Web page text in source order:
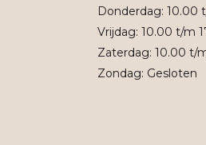
Donderdag: 10.00
Vrijdag: 10.00 t/m
Zaterdag: 10.00 t/
Zondag: Gesloten